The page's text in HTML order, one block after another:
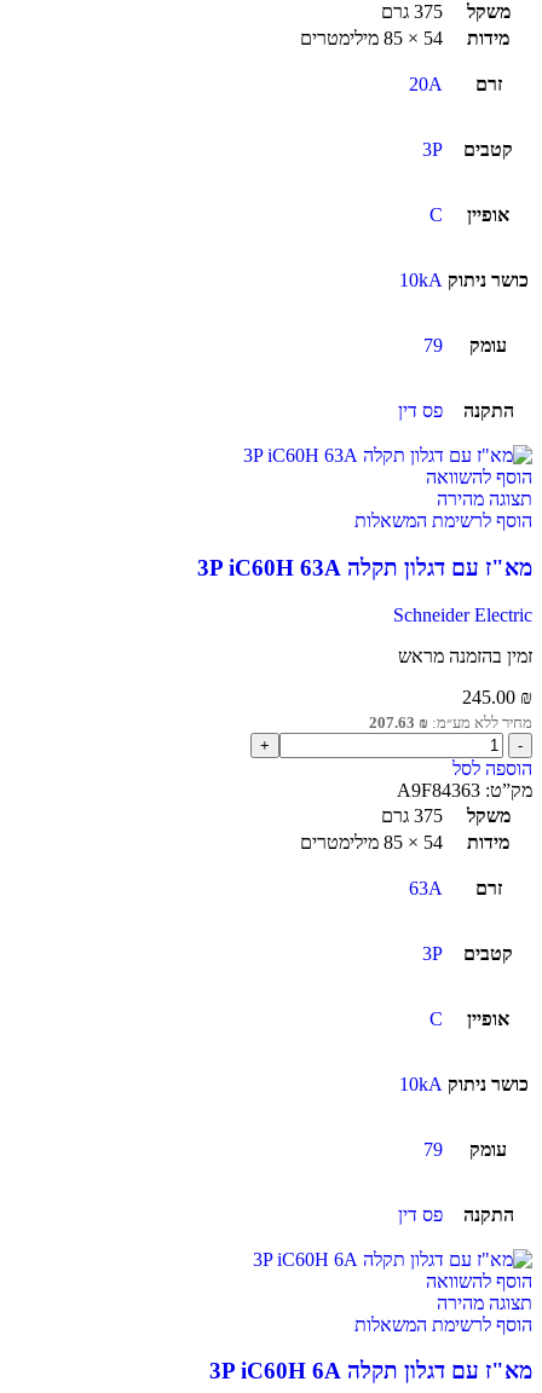
משקל
375 גרם
מידות
54 × 85 מילימטרים
זרם 20A
קטבים 3P
אופיין C
כושר ניתוק 10kA
עומק 79
התקנה פס דין
הוסף להשוואה
תצוגה מהירה
הוסף לרשימת המשאלות
מא"ז עם דגלון תקלה 3P iC60H 63A
Schneider Electric
זמין בהזמנה מראש
245.00 ₪
מחיר ללא מע״מ: 207.63 ₪
הוספה לסל
מק”ט: A9F84363
משקל
375 גרם
מידות
54 × 85 מילימטרים
זרם 63A
קטבים 3P
אופיין C
כושר ניתוק 10kA
עומק 79
התקנה פס דין
הוסף להשוואה
תצוגה מהירה
הוסף לרשימת המשאלות
מא"ז עם דגלון תקלה 3P iC60H 6A